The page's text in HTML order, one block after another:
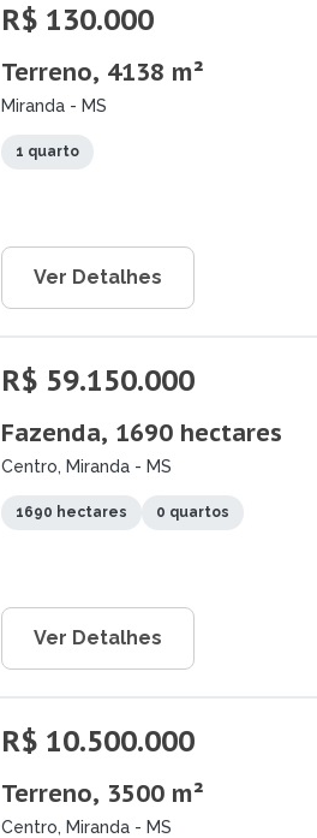
R$ 130.000
Terreno, 4138 m²
Miranda - MS
1 quarto
Ver Detalhes
R$ 59.150.000
Fazenda, 1690 hectares
Centro, Miranda - MS
1690 hectares 0 quartos
Ver Detalhes
R$ 10.500.000
Terreno, 3500 m²
Centro, Miranda - MS